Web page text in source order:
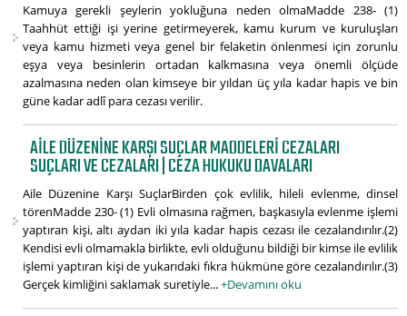
Kamuya gerekli şeylerin yokluğuna neden olmaMadde 238- (1)
Taahhüt ettiği işi yerine getirmeyerek, kamu kurum ve kuruluşları
veya kamu hizmeti veya genel bir felaketin önlenmesi için zorunlu
eşya veya besinlerin ortadan kalkmasına veya önemli ölçüde
azalmasına neden olan kimseye bir yıldan üç yıla kadar hapis ve bin
güne kadar adlî para cezası verilir.
AILE DÜZENINE KARŞI SUÇLAR MADDELERI CEZALARI
SUÇLARI VE CEZALARI | CEZA HUKUKU DAVALARI
Aile Düzenine Karşı SuçlarBirden çok evlilik, hileli evlenme, dinsel
törenMadde 230- (1) Evli olmasına rağmen, başkasıyla evlenme işlemi
yaptıran kişi, altı aydan iki yıla kadar hapis cezası ile cezalandırılır.(2)
Kendisi evli olmamakla birlikte, evli olduğunu bildiği bir kimse ile evlilik
işlemi yaptıran kişi de yukarıdaki fıkra hükmüne göre cezalandırılır.(3)
Gerçek kimliğini saklamak suretiyle...+Devamını oku